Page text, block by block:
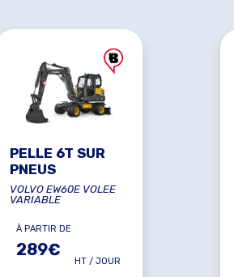
PELLE 6T SUR
PNEUS
VOLVO EW60E VOLEE
VARIABLE
À PARTIR DE
289€
HT / JOUR